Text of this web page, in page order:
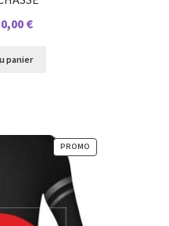
Le
:
0,00 €Le
est :
panier
PROMO
EN